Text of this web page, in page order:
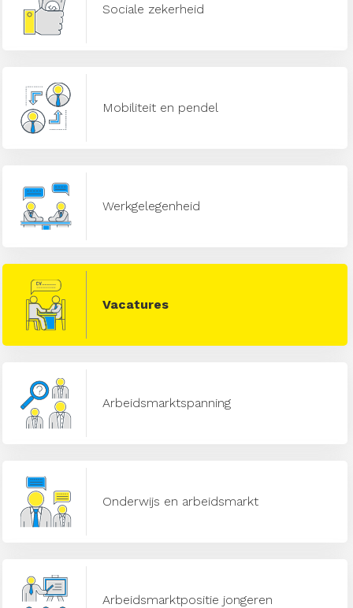
Sociale zekerheid
Mobiliteit en pendel
Werkgelegenheid
Vacatures
Arbeidsmarktspanning
Onderwijs en arbeidsmarkt
Arbeidsmarktpositie jongeren